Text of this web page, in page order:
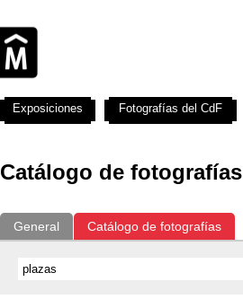
Catálogo de fotografías
General Catálogo de fotografías
Exposiciones Fotografías del CdF